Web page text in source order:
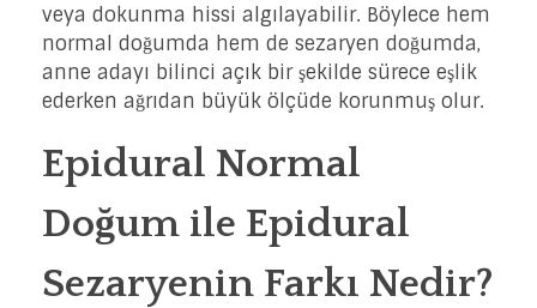
veya dokunma hissi algılayabilir. Böylece hem
normal doğumda hem de sezaryen doğumda,
anne adayı bilinci açık bir şekilde sürece eşlik
ederken ağrıdan büyük ölçüde korunmuş olur.
Epidural Normal
Doğum ile Epidural
Sezaryenin Farkı Nedir?